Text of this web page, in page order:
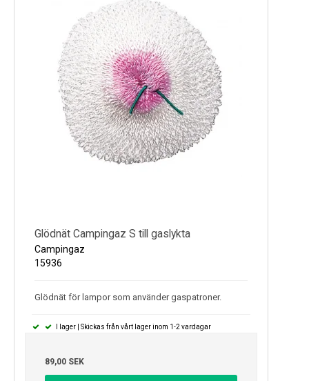
Väderstationer
Reservdelar
Glödnät Campingaz S till gaslykta
Campingaz
15936
Glödnät för lampor som använder gaspatroner.
I lager | Skickas från vårt lager inom 1-2 vardagar
89,00 SEK